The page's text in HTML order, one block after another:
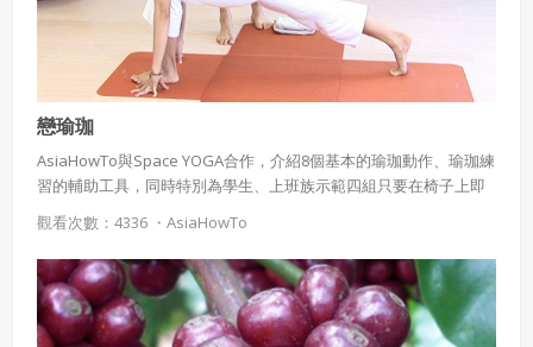
戀瑜珈
AsiaHowTo與Space YOGA合作，介紹8個基本的瑜珈動作、瑜珈練
習的輔助工具，同時特別為學生、上班族示範四組只要在椅子上即
可完成的簡易伸展動作。
觀看次數：4336 ・ AsiaHowTo